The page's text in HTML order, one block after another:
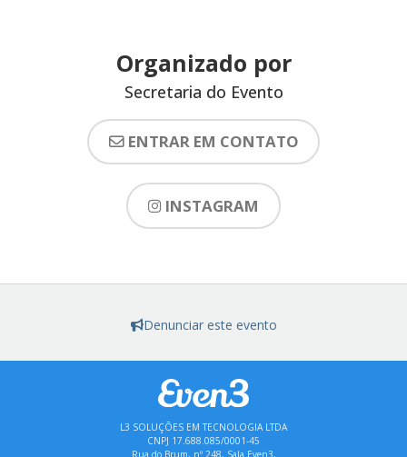
Organizado por
Secretaria do Evento
ENTRAR EM CONTATO
INSTAGRAM
Denunciar este evento
L3 SOLUÇÕES EM TECNOLOGIA LTDA
CNPJ 17.688.085/0001-45
Rua do Brum, nº 248, Sala Even3,